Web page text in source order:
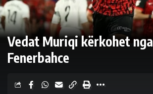
Vedat Muriqi kërkohet nga
Fenerbahce